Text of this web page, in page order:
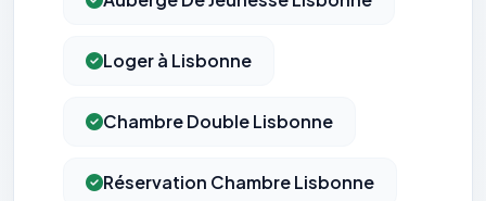
Loger à Lisbonne
Chambre Double Lisbonne
Réservation Chambre Lisbonne